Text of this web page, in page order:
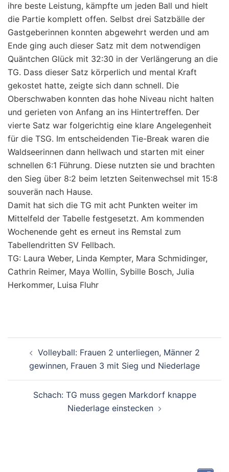
ihre beste Leistung, kämpfte um jeden Ball und hielt
die Partie komplett offen. Selbst drei Satzbälle der
Gastgeberinnen konnten abgewehrt werden und am
Ende ging auch dieser Satz mit dem notwendigen
Quäntchen Glück mit 32:30 in der Verlängerung an die
TG. Dass dieser Satz körperlich und mental Kraft
gekostet hatte, zeigte sich dann schnell. Die
Oberschwaben konnten das hohe Niveau nicht halten
und gerieten von Anfang an ins Hintertreffen. Der
vierte Satz war folgerichtig eine klare Angelegenheit
für die TSG. Im entscheidenden Tie-Break waren die
Waldseerinnen dann hellwach und starten mit einer
schnellen 6:1 Führung. Diese nutzten sie und brachten
den Sieg über 8:2 beim letzten Seitenwechsel mit 15:8
souverän nach Hause.
Damit hat sich die TG mit acht Punkten weiter im
Mittelfeld der Tabelle festgesetzt. Am kommenden
Wochenende geht es erneut ins Remstal zum
Tabellendritten SV Fellbach.
TG: Laura Weber, Linda Kempter, Mara Schmidinger,
Cathrin Reimer, Maya Wollin, Sybille Bosch, Julia
Herkommer, Luisa Fluhr
Volleyball: Frauen 2 unterliegen, Männer 2
gewinnen, Frauen 3 mit Sieg und Niederlage
Schach: TG muss gegen Markdorf knappe
Niederlage einstecken